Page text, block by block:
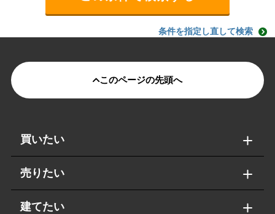
条件を指定し直して検索
このページの先頭へ
買いたい
売りたい
建てたい